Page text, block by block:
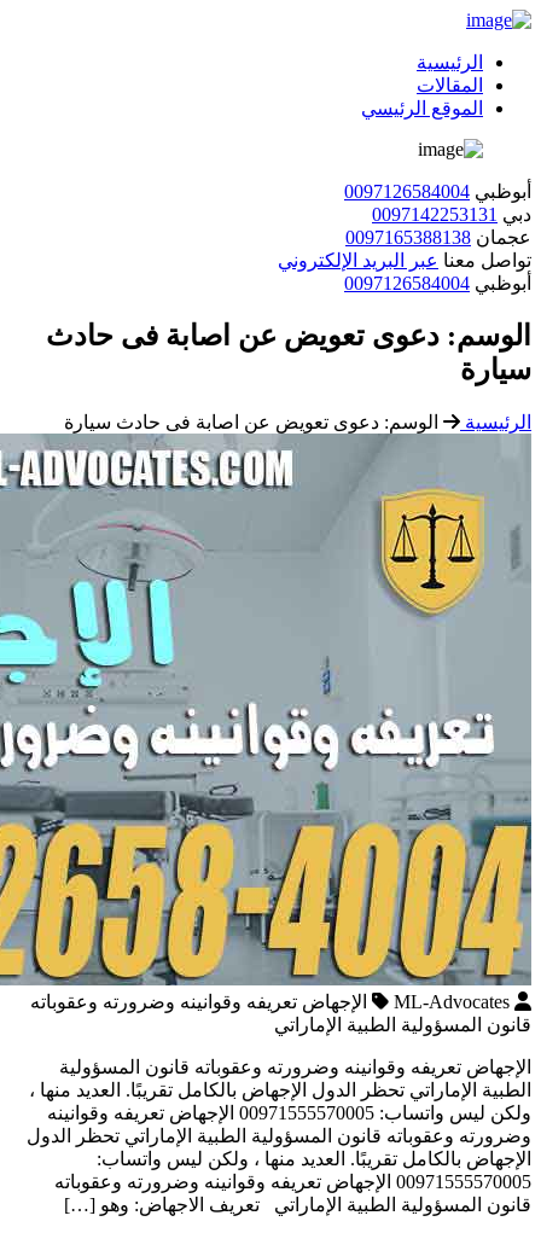
الرئيسية
المقالات
الموقع الرئيسي
أبوظبي 0097126584004
دبي 0097142253131
عجمان 0097165388138
تواصل معنا عبر البريد الإلكتروني
أبوظبي 0097126584004
الوسم: دعوى تعويض عن اصابة فى حادث
سيارة
الرئيسية الوسم: دعوى تعويض عن اصابة فى حادث سيارة
ML-Advocates
الإجهاض تعريفه وقوانينه وضرورته وعقوباته
قانون المسؤولية الطبية الإماراتي
الإجهاض تعريفه وقوانينه وضرورته وعقوباته قانون المسؤولية
الطبية الإماراتي تحظر الدول الإجهاض بالكامل تقريبًا. العديد منها ،
ولكن ليس واتساب: 00971555570005 الإجهاض تعريفه وقوانينه
وضرورته وعقوباته قانون المسؤولية الطبية الإماراتي تحظر الدول
الإجهاض بالكامل تقريبًا. العديد منها ، ولكن ليس واتساب:
00971555570005 الإجهاض تعريفه وقوانينه وضرورته وعقوباته
قانون المسؤولية الطبية الإماراتي تعريف الاجهاض: وهو […]